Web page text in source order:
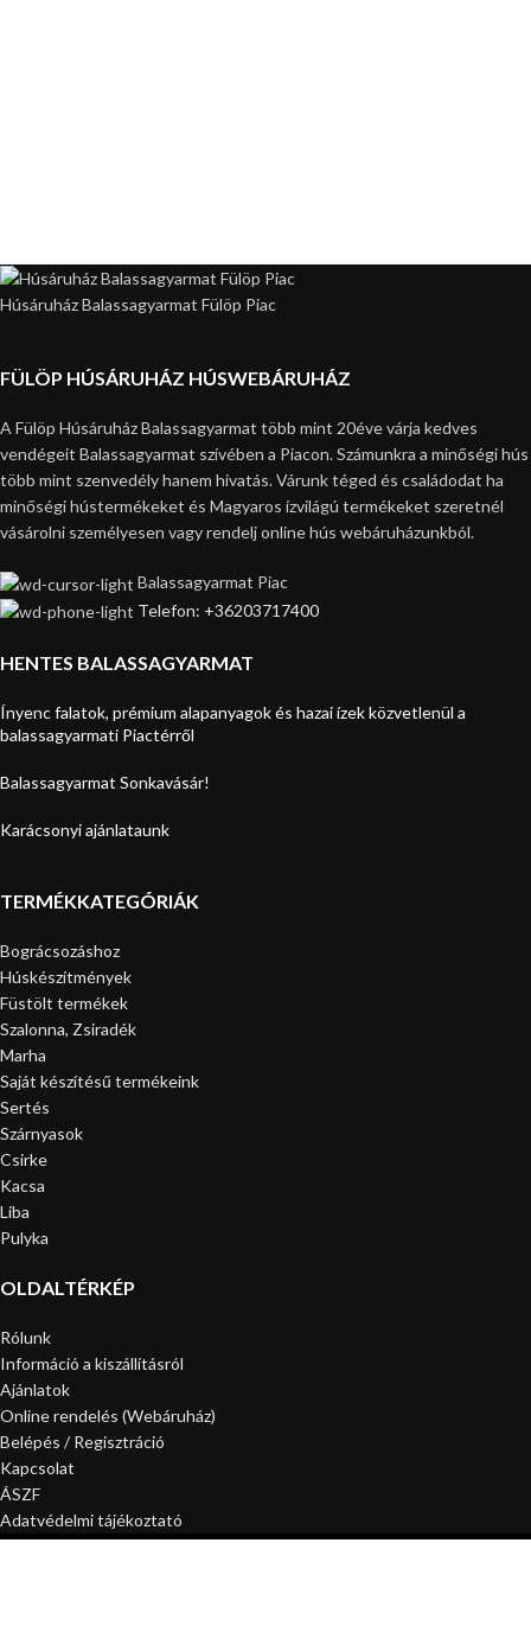
Húsáruház Balassagyarmat Fülöp Piac
FÜLÖP HÚSÁRUHÁZ HÚSWEBÁRUHÁZ
A Fülöp Húsáruház Balassagyarmat több mint 20éve várja kedves
vendégeit Balassagyarmat szívében a Piacon. Számunkra a minőségi hús
több mint szenvedély hanem hivatás. Várunk téged és családodat ha
minőségi hústermékeket és Magyaros ízvilágú termékeket szeretnél
vásárolni személyesen vagy rendelj online hús webáruházunkból.
Balassagyarmat Piac
Telefon: +36203717400
HENTES BALASSAGYARMAT
Ínyenc falatok, prémium alapanyagok és hazai ízek közvetlenül a
balassagyarmati Piactérről
Balassagyarmat Sonkavásár!
Karácsonyi ajánlataunk
TERMÉKKATEGÓRIÁK
Bográcsozáshoz
Húskészítmények
Füstölt termékek
Szalonna, Zsiradék
Marha
Saját készítésű termékeink
Sertés
Szárnyasok
Csirke
Kacsa
Liba
Pulyka
OLDALTÉRKÉP
Rólunk
Információ a kiszállításról
Ajánlatok
Online rendelés (Webáruház)
Belépés / Regisztráció
Kapcsolat
ÁSZF
Adatvédelmi tájékoztató